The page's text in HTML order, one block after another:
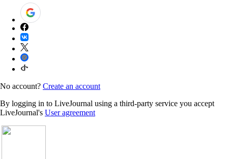
No account? Create an account
By logging in to LiveJournal using a third-party service you accept
LiveJournal's User agreement